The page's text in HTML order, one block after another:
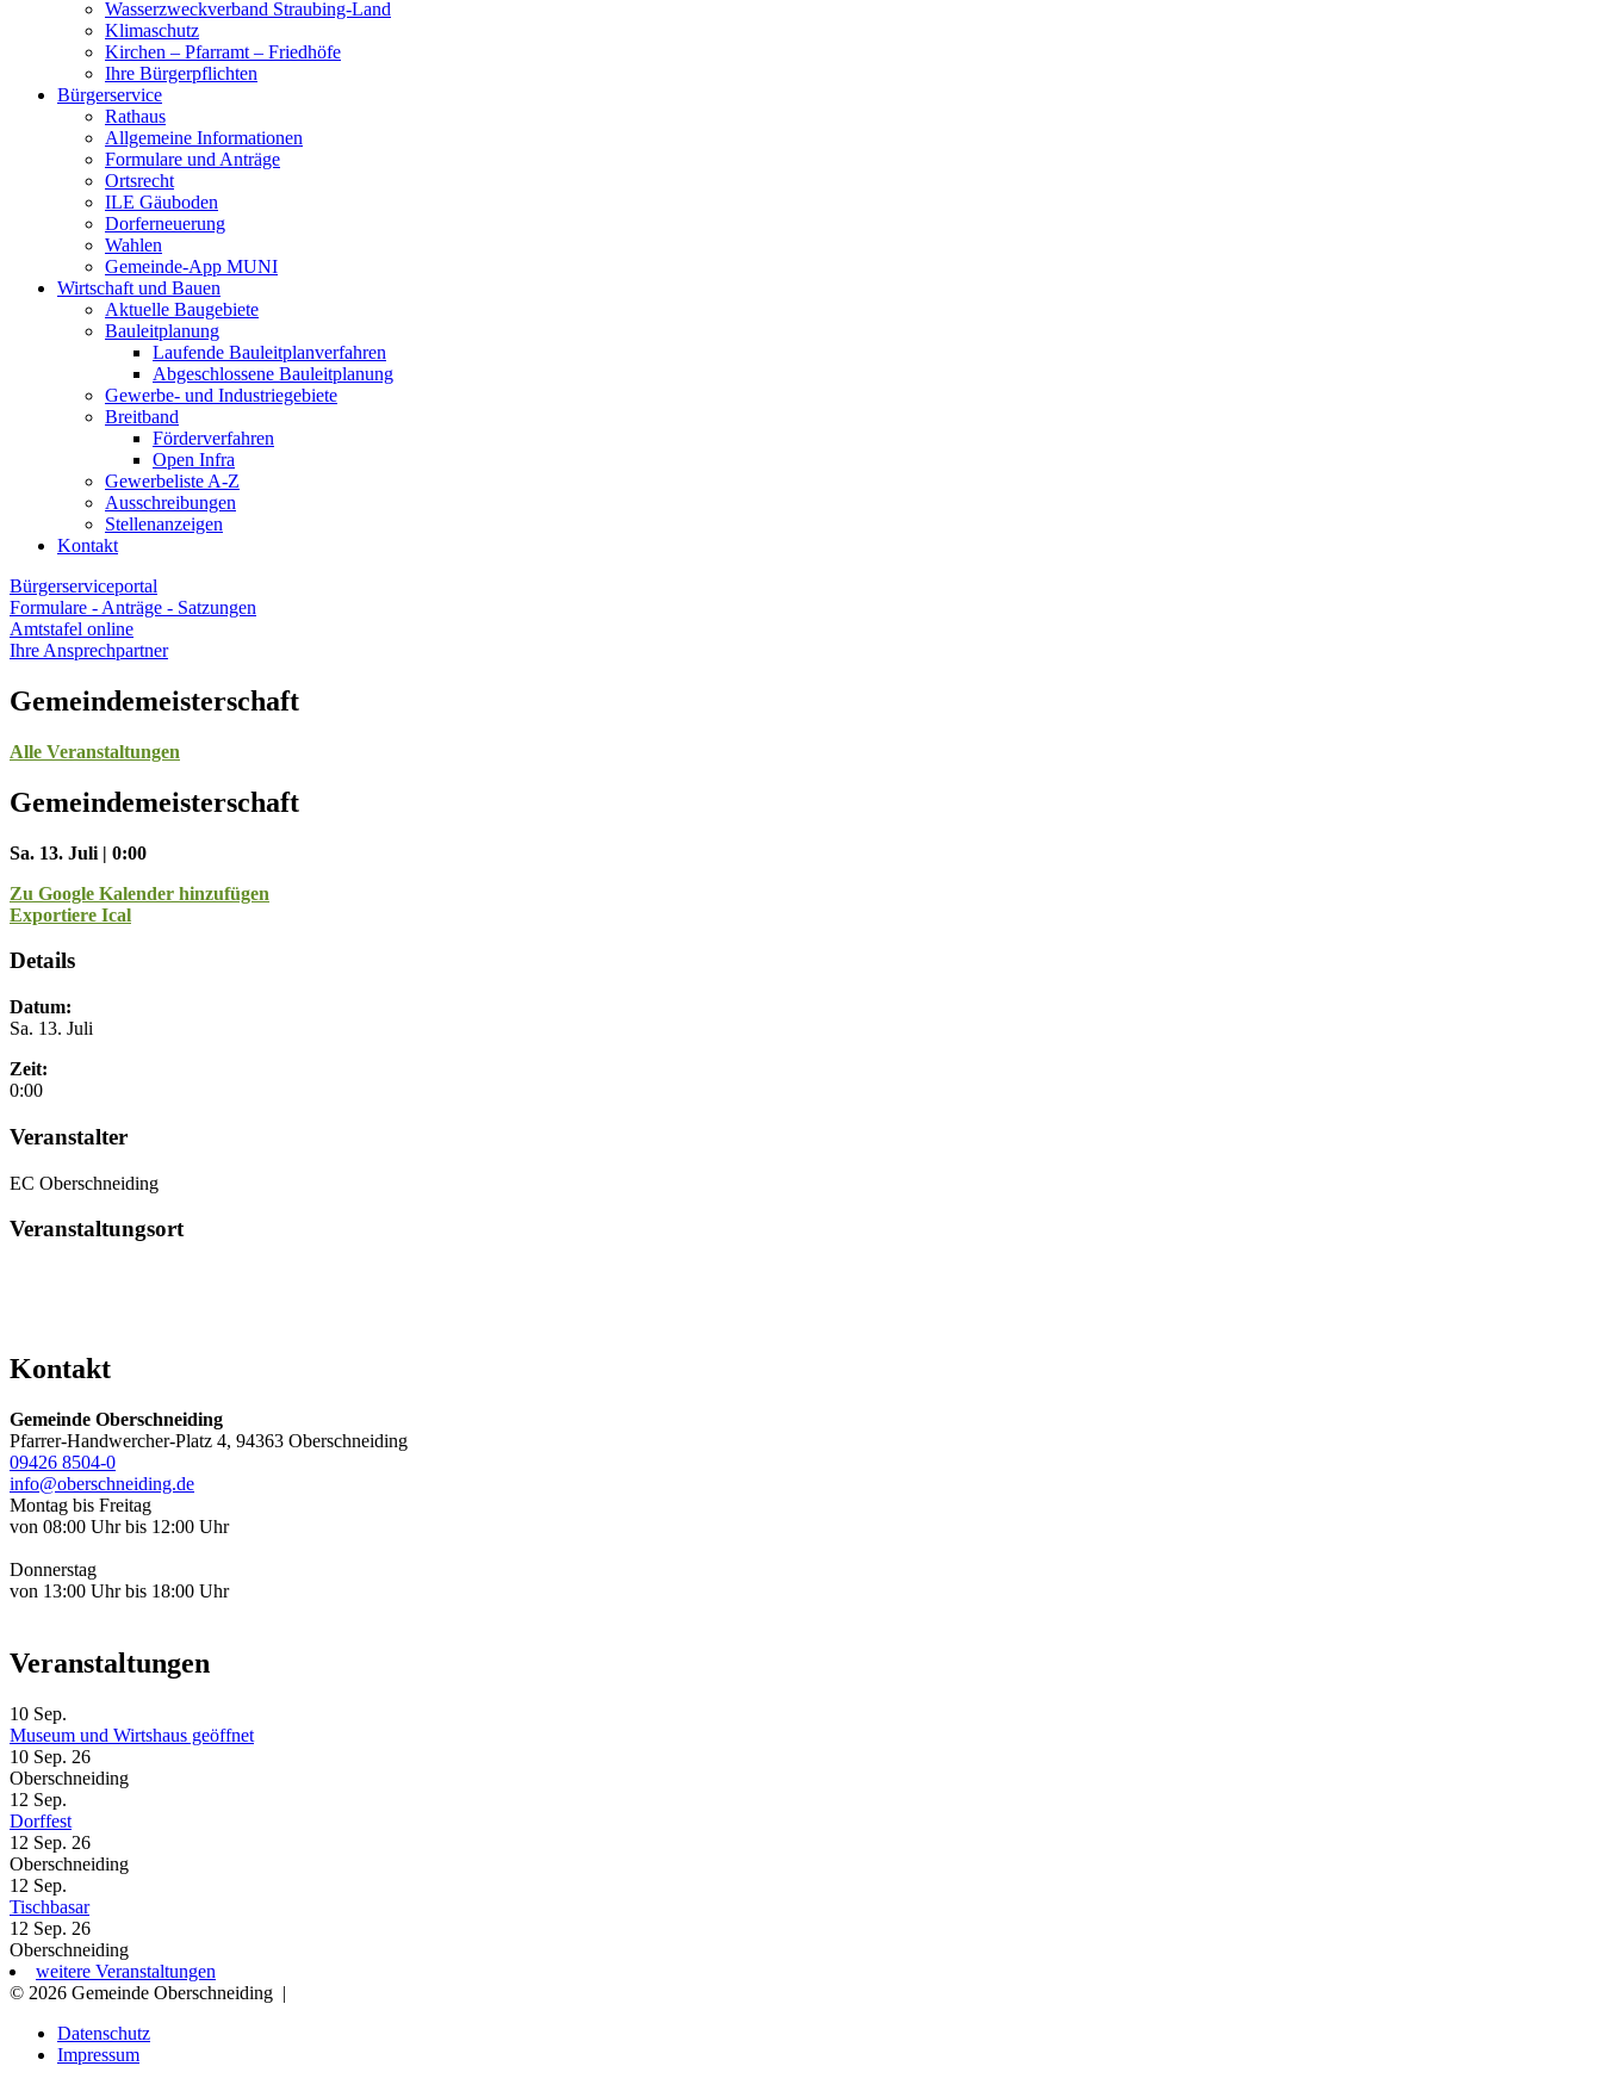
Wasserzweckverband Straubing-Land
Klimaschutz
Kirchen – Pfarramt – Friedhöfe
Ihre Bürgerpflichten
Bürgerservice
Rathaus
Allgemeine Informationen
Formulare und Anträge
Ortsrecht
ILE Gäuboden
Dorferneuerung
Wahlen
Gemeinde-App MUNI
Wirtschaft und Bauen
Aktuelle Baugebiete
Bauleitplanung
Laufende Bauleitplanverfahren
Abgeschlossene Bauleitplanung
Gewerbe- und Industriegebiete
Breitband
Förderverfahren
Open Infra
Gewerbeliste A-Z
Ausschreibungen
Stellenanzeigen
Kontakt
Bürgerserviceportal
Formulare - Anträge - Satzungen
Amtstafel online
Ihre Ansprechpartner
Gemeindemeisterschaft
Alle Veranstaltungen
Gemeindemeisterschaft
Sa. 13. Juli | 0:00
Zu Google Kalender hinzufügen
Exportiere Ical
Details
Datum:
Sa. 13. Juli
Zeit:
0:00
Veranstalter
EC Oberschneiding
Veranstaltungsort
Kontakt
Gemeinde Oberschneiding
Pfarrer-Handwercher-Platz 4, 94363 Oberschneiding
09426 8504-0
info@oberschneiding.de
Montag bis Freitag
von 08:00 Uhr bis 12:00 Uhr
Donnerstag
von 13:00 Uhr bis 18:00 Uhr
Veranstaltungen
10 Sep.
Museum und Wirtshaus geöffnet
10 Sep. 26
Oberschneiding
12 Sep.
Dorffest
12 Sep. 26
Oberschneiding
12 Sep.
Tischbasar
12 Sep. 26
Oberschneiding
weitere Veranstaltungen
© 2026 Gemeinde Oberschneiding |
Datenschutz
Impressum